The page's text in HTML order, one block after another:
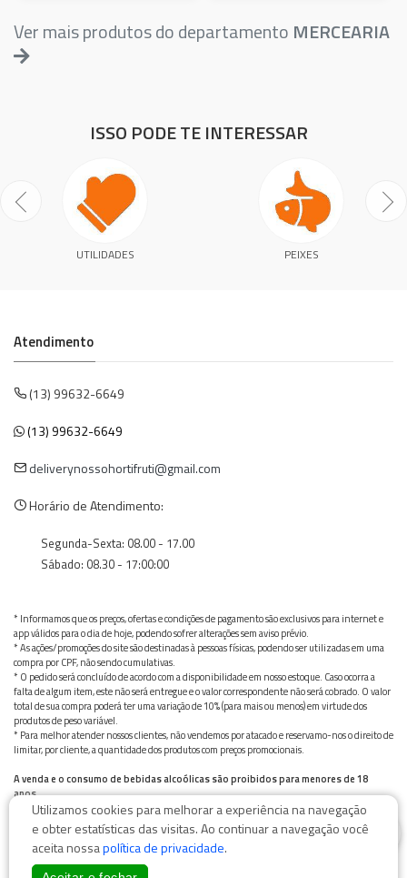
Ver mais produtos do departamento MERCEARIA
ISSO PODE TE INTERESSAR
UTILIDADES PEIXES
Atendimento
(13) 99632-6649
(13) 99632-6649
deliverynossohortifruti@gmail.com
Horário de Atendimento:
Segunda-Sexta: 08.00 - 17.00
Sábado: 08.30 - 17:00:00
* Informamos que os preços, ofertas e condições de pagamento são exclusivos para internet e
app válidos para o dia de hoje, podendo sofrer alterações sem aviso prévio.
* As ações/promoções do site são destinadas à pessoas físicas, podendo ser utilizadas em uma
compra por CPF, não sendo cumulativas.
* O pedido será concluído de acordo com a disponibilidade em nosso estoque. Caso ocorra a
falta de algum item, este não será entregue e o valor correspondente não será cobrado. O valor
total de sua compra poderá ter uma variação de 10% (para mais ou menos) em virtude dos
produtos de peso variável.
* Para melhor atender nossos clientes, não vendemos por atacado e reservamo-nos o direito de
limitar, por cliente, a quantidade dos produtos com preços promocionais.
A venda e o consumo de bebidas alcoólicas são proibidos para menores de 18
anos.
Bebida alcoólica pode causar dependência química e, em excesso, provoca graves males à saúde.
Beba com moderação
Utilizamos cookies para melhorar a experiência na navegação
e obter estatísticas das visitas. Ao continuar a navegação você
aceita nossapolítica de privacidade.